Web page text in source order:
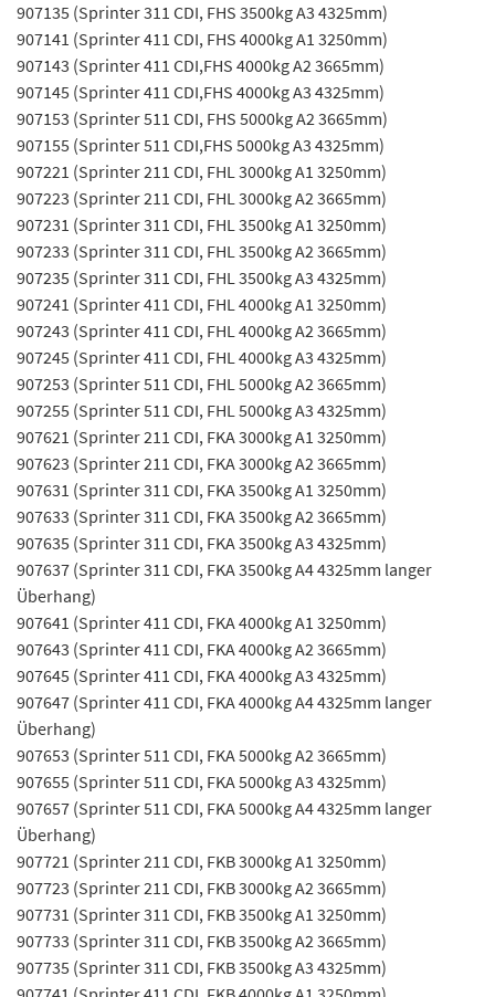
907135 (Sprinter 311 CDI, FHS 3500kg A3 4325mm)
907141 (Sprinter 411 CDI, FHS 4000kg A1 3250mm)
907143 (Sprinter 411 CDI,FHS 4000kg A2 3665mm)
907145 (Sprinter 411 CDI,FHS 4000kg A3 4325mm)
907153 (Sprinter 511 CDI, FHS 5000kg A2 3665mm)
907155 (Sprinter 511 CDI,FHS 5000kg A3 4325mm)
907221 (Sprinter 211 CDI, FHL 3000kg A1 3250mm)
907223 (Sprinter 211 CDI, FHL 3000kg A2 3665mm)
907231 (Sprinter 311 CDI, FHL 3500kg A1 3250mm)
907233 (Sprinter 311 CDI, FHL 3500kg A2 3665mm)
907235 (Sprinter 311 CDI, FHL 3500kg A3 4325mm)
907241 (Sprinter 411 CDI, FHL 4000kg A1 3250mm)
907243 (Sprinter 411 CDI, FHL 4000kg A2 3665mm)
907245 (Sprinter 411 CDI, FHL 4000kg A3 4325mm)
907253 (Sprinter 511 CDI, FHL 5000kg A2 3665mm)
907255 (Sprinter 511 CDI, FHL 5000kg A3 4325mm)
907621 (Sprinter 211 CDI, FKA 3000kg A1 3250mm)
907623 (Sprinter 211 CDI, FKA 3000kg A2 3665mm)
907631 (Sprinter 311 CDI, FKA 3500kg A1 3250mm)
907633 (Sprinter 311 CDI, FKA 3500kg A2 3665mm)
907635 (Sprinter 311 CDI, FKA 3500kg A3 4325mm)
907637 (Sprinter 311 CDI, FKA 3500kg A4 4325mm langer
Überhang)
907641 (Sprinter 411 CDI, FKA 4000kg A1 3250mm)
907643 (Sprinter 411 CDI, FKA 4000kg A2 3665mm)
907645 (Sprinter 411 CDI, FKA 4000kg A3 4325mm)
907647 (Sprinter 411 CDI, FKA 4000kg A4 4325mm langer
Überhang)
907653 (Sprinter 511 CDI, FKA 5000kg A2 3665mm)
907655 (Sprinter 511 CDI, FKA 5000kg A3 4325mm)
907657 (Sprinter 511 CDI, FKA 5000kg A4 4325mm langer
Überhang)
907721 (Sprinter 211 CDI, FKB 3000kg A1 3250mm)
907723 (Sprinter 211 CDI, FKB 3000kg A2 3665mm)
907731 (Sprinter 311 CDI, FKB 3500kg A1 3250mm)
907733 (Sprinter 311 CDI, FKB 3500kg A2 3665mm)
907735 (Sprinter 311 CDI, FKB 3500kg A3 4325mm)